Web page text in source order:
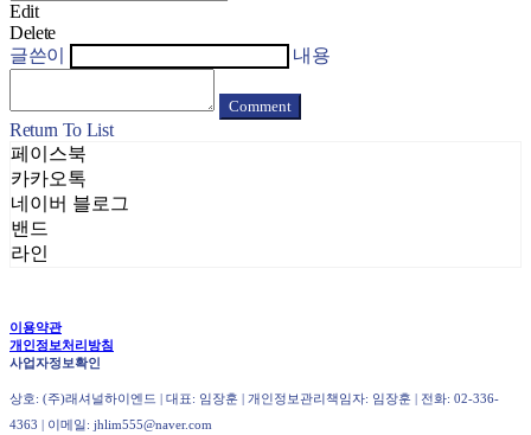
Edit
Delete
글쓴이
내용
Comment
Return To List
페이스북
카카오톡
네이버 블로그
밴드
라인
이용약관
개인정보처리방침
사업자정보확인
상호: (주)래셔널하이엔드 | 대표: 임장훈 | 개인정보관리책임자: 임장훈 | 전화: 02-336-
4363 | 이메일: jhlim555@naver.com